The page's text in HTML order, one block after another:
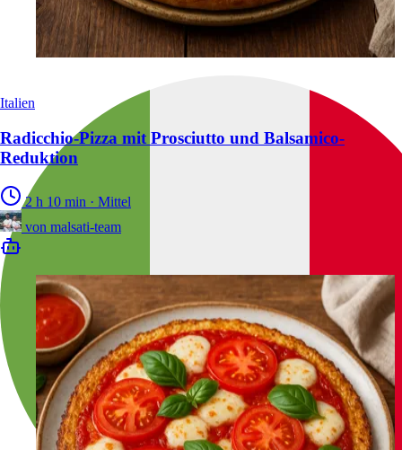
Italien
Radicchio-Pizza mit Prosciutto und Balsamico-
Reduktion
2 h 10 min · Mittel
von malsati-team